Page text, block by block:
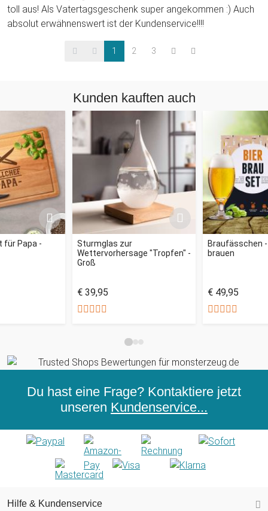
toll aus! Als Vatertagsgeschenk super angekommen :) Auch
absolut erwähnenswert ist der Kundenservice!!!!
1 2 3
Kunden kauften auch
für Papa -
Sturmglas zur
Wettervorhersage "Tropfen" -
Groß
€ 39,95
Braufässchen
brauen
€ 49,95
Du hast eine Frage? Kontaktiere jetzt
unseren Kundenservice...
Hilfe & Kundenservice